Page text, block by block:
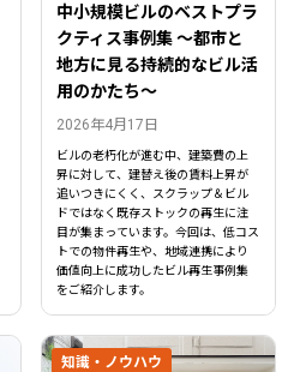
中小規模ビルのベストプラ
クティス事例集 ～都市と
地方に見る持続的なビル活
用のかたち～
2026年4月17日
ビルの老朽化が進む中、建築費の上
昇に対して、建替え後の賃料上昇が
追いつきにくく、スクラップ＆ビル
ドではなく既存ストックの再生に注
目が集まっています。今回は、低コス
トでの物件再生や、地域連携により
価値向上に成功したビル再生事例集
をご紹介します。
知識・ノウハウ